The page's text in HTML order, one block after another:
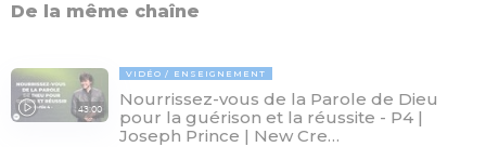
De la même chaîne
43:00
VIDÉO ENSEIGNEMENT
Nourrissez-vous de la Parole de Dieu
pour la guérison et la réussite - P4 |
Joseph Prince | New Cre…